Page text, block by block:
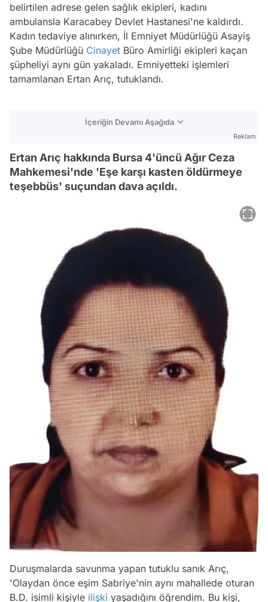
belirtilen adrese gelen sağlık ekipleri, kadını
ambulansla Karacabey Devlet Hastanesi'ne kaldırdı.
Kadın tedaviye alınırken, İl Emniyet Müdürlüğü Asayiş
Şube Müdürlüğü Cinayet Büro Amirliği ekipleri kaçan
şüpheliyi aynı gün yakaladı. Emniyetteki işlemleri
tamamlanan Ertan Arıç, tutuklandı.
İçeriğin Devamı Aşağıda
Reklam
Ertan Arıç hakkında Bursa 4'üncü Ağır Ceza
Mahkemesi'nde 'Eşe karşı kasten öldürmeye
teşebbüs' suçundan dava açıldı.
Duruşmalarda savunma yapan tutuklu sanık Arıç,
'Olaydan önce eşim Sabriye'nin aynı mahallede oturan
B.D. isimli kişiyle ilişki yaşadığını öğrendim. Bu kişi,